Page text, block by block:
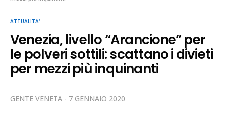
ATTUALITA'
Venezia, livello “Arancione” per
le polveri sottili: scattano i divieti
per mezzi più inquinanti
GENTE VENETA 7 GENNAIO 2020